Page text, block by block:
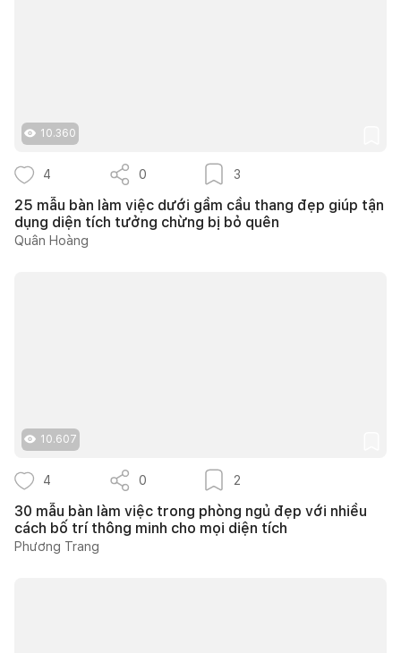
10.360
4 0 3
25 mẫu bàn làm việc dưới gầm cầu thang đẹp giúp tận
dụng diện tích tưởng chừng bị bỏ quên
Quân Hoàng
10.607
4 0 2
30 mẫu bàn làm việc trong phòng ngủ đẹp với nhiều
cách bố trí thông minh cho mọi diện tích
Phương Trang